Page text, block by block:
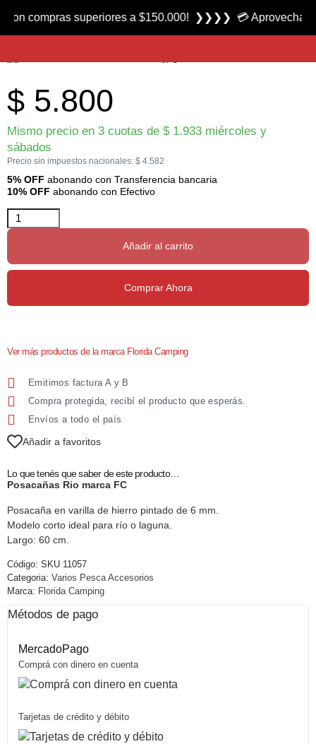
Producto nuevo
Posacañas Rio marca FC
$ 5.800
Mismo precio en 3 cuotas de $1.933 miércoles y
sábados
Precio sin impuestos nacionales: $ 4.582
5% OFF abonando con Transferencia bancaria
10% OFF abonando con Efectivo
Añadir al carrito
Comprar Ahora
Ver más productos de la marca Florida Camping
Emitimos factura A y B
Compra protegida, recibí el producto que esperás.
Envíos a todo el país
Añadir a favoritos
Lo que tenés que saber de este producto…
Posacañas Rio marca FC
Posacaña en varilla de hierro pintado de 6 mm.
Modelo corto ideal para río o laguna.
Largo: 60 cm.
Código: SKU 11057
Categoria: Varios Pesca Accesorios
Marca: Florida Camping
Métodos de pago
MercadoPago
Comprá con dinero en cuenta
Tarjetas de crédito y débito
superiores a $150.000! ❯❯❯❯ 💳 Aprovecha las 3